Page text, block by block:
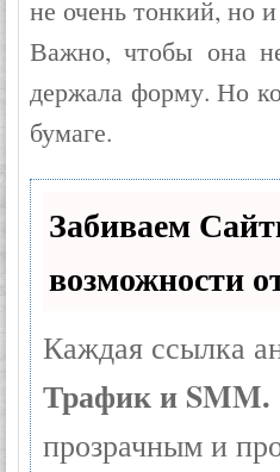
не очень тонкий, но
Важно, чтобы она
держала форму. Но
бумаге.
Забиваем
возможности
Каждая ссылка
Трафик и SMM.
прозрачным и